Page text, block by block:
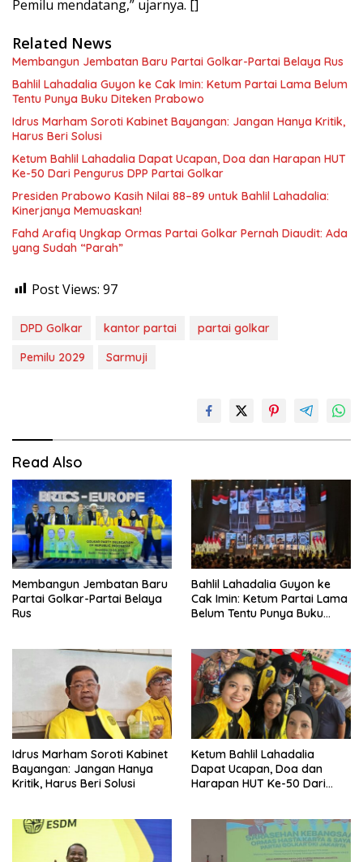
Pemilu mendatang,” ujarnya. []
Related News
Membangun Jembatan Baru Partai Golkar-Partai Belaya Rus
Bahlil Lahadalia Guyon ke Cak Imin: Ketum Partai Lama Belum
Tentu Punya Buku Diteken Prabowo
Idrus Marham Soroti Kabinet Bayangan: Jangan Hanya Kritik,
Harus Beri Solusi
Ketum Bahlil Lahadalia Dapat Ucapan, Doa dan Harapan HUT
Ke-50 Dari Pengurus DPP Partai Golkar
Presiden Prabowo Kasih Nilai 88–89 untuk Bahlil Lahadalia:
Kinerjanya Memuaskan!
Fahd Arafiq Ungkap Ormas Partai Golkar Pernah Diaudit: Ada
yang Sudah “Parah”
Post Views: 97
DPD Golkar kantor partai
partai golkar
Pemilu 2029
Sarmuji
Read Also
Membangun Jembatan Baru
Partai Golkar-Partai Belaya
Rus
Bahlil Lahadalia Guyon ke
Cak Imin: Ketum Partai Lama
Belum Tentu Punya Buku
Idrus Marham Soroti Kabinet
Bayangan: Jangan Hanya
Kritik, Harus Beri Solusi
Ketum Bahlil Lahadalia
Dapat Ucapan, Doa dan
Harapan HUT Ke-50 Dari